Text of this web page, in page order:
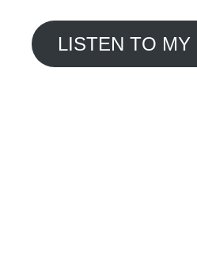
LISTEN TO MY